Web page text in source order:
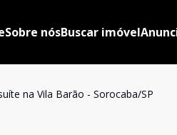
Sobre nósBuscar imóvel
na Vila Barão - Sorocaba/SP